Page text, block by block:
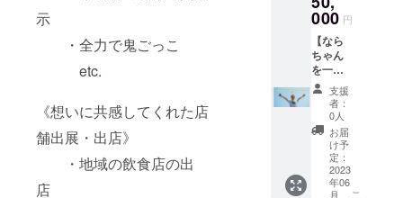
示
・全力で鬼ごっこ
etc.
《想いに共感してくれた店
舗出展・出店》
・地域の飲食店の出
店
受け付
けま
す。 胎
内記憶
を思い
出す
ワーク
（効果
は個人
により
ます）
✼••┈┈••
✼••┈┈••
✼••┈┈••
✼••┈┈••
✼••┈┈••
✼ 《リ
ターン
提供・
施行責
任者》
瑞喜 ・
サービ
ス内容
に関す
る効果
浅沼亨
・サー
ビス内
容に関
する効
果効能
は、個
人の体
感であ
り 全て
を保証
するも
のでは
ありま
あたっ
て注意
事項＞
・キッ
チンを
ご提供
下さ
い。提
供でき
ない場
合はこ
ちらで
ご用意
します
（小）
高さ77
× 幅67
× 厚み
30（ｍ
ｍ）
✼••┈┈••
✼••┈┈••
✼••┈┈••
✼••┈┈••
✼ 《リ
ターン
提供・
ように
祈りを
込めた<
白龍>で
す。 商
品内容
サイズ
450mm
150mm
(予定)
素材 ：
営をし
ながら
高校野
球メン
タルト
レー
ナー、
学校講
演、企
業講演
等を通
し講師
として
000 円
【なら
ちゃん
を一日
使い倒
せる権
利（１
２時間
内）】
なら
ちゃん
支援
者：
0人
お届
け予
定：
2023
年06
月
こ